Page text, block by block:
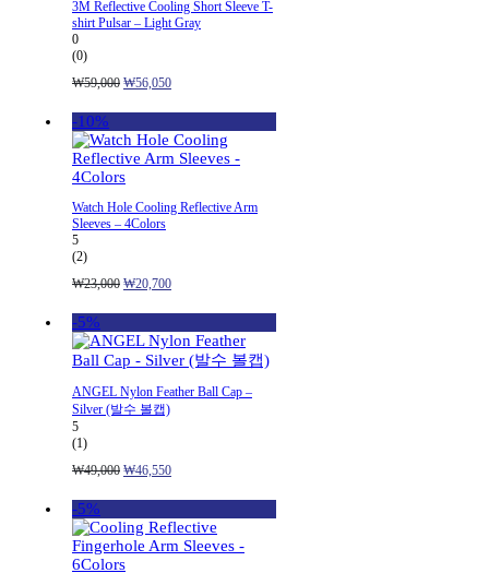
3M Reflective Cooling Short Sleeve T-
shirt Pulsar – Light Gray
0
(0)
₩59,000 원
격:
₩59,000.
₩56,050현
격:
₩56,050.
-10%
Watch Hole Cooling Reflective Arm
Sleeves – 4Colors
5
(2)
₩23,000 원
격:
₩23,000.
₩20,700현
격:
₩20,700.
-5%
ANGEL Nylon Feather Ball Cap –
Silver (발수 볼캡)
5
(1)
₩49,000 원
가
격:
₩49,000.
₩46,550현
가
격:
₩46,550.
-5%